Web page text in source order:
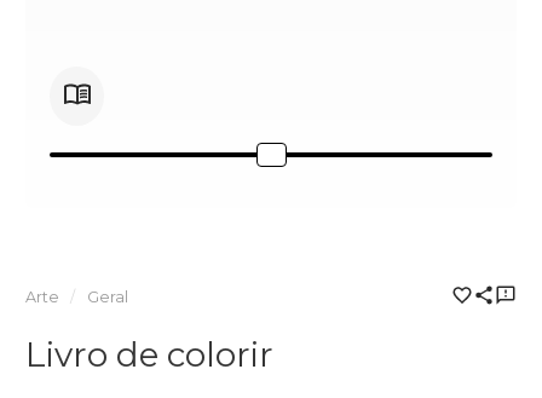
Arte Geral
Livro de colorir